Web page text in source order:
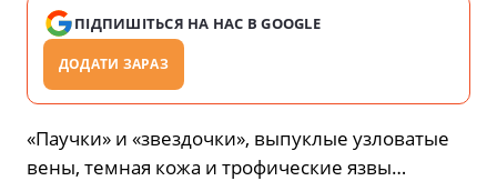
ПІДПИШІТЬСЯ НА НАС В GOOGLE
ДОДАТИ ЗАРАЗ
«Паучки» и «звездочки», выпуклые узловатые
вены, темная кожа и трофические язвы…